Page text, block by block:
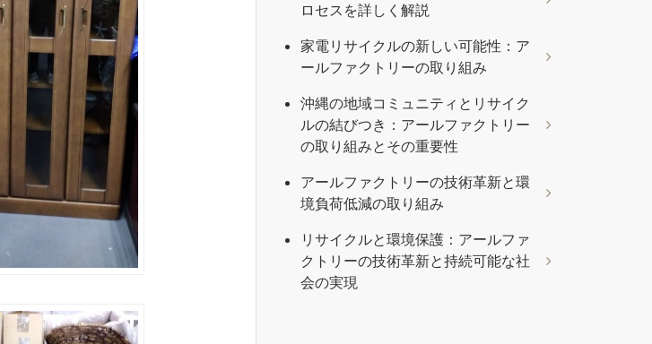
ロセスを詳しく解説
家電リサイクルの新しい可能性：ア
ールファクトリーの取り組み
沖縄の地域コミュニティとリサイク
ルの結びつき：アールファクトリー
の取り組みとその重要性
アールファクトリーの技術革新と環
境負荷低減の取り組み
リサイクルと環境保護：アールファ
クトリーの技術革新と持続可能な社
会の実現